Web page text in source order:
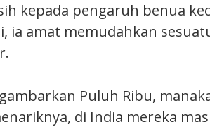
kepada pengaruh benua
ia amat memudahkan
Puluh Ribu,
di India mereka